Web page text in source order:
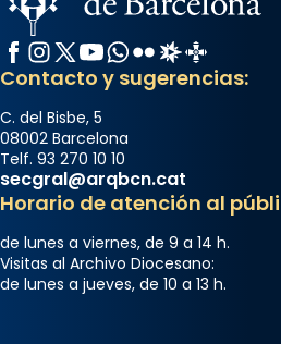
Facebook
Instagram
X / Twitter
YouTube
WhatsApp
FlickrRadio Estel
Catalunya
Contacto y sugerencias:
C. del Bisbe, 5
08002 Barcelona
Telf. 93 270 10 10
secgral@arqbcn.cat
Horario de atención al
de lunes a viernes, de 9 a 14 h.
Visitas al Archivo Diocesano:
de lunes a jueves, de 10 a 13 h.